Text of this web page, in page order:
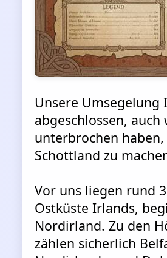
Unsere
abgeschlossen,
unterbrochen
Schottland zu
Vor uns liegen rund
Ostküste Irlands,
Nordirland. Zu den
zählen sicherlich